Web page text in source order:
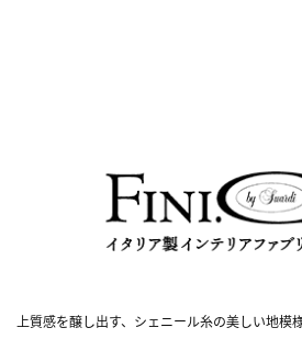
上質感を醸し出す、シェニール糸の美しい地模